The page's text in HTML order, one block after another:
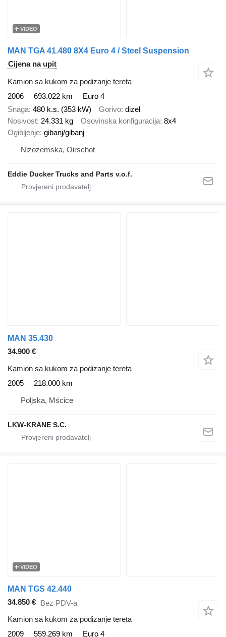
VIDEO
MAN TGA 41.480 8X4 Euro 4 / Steel Suspension
Cijena na upit
Kamion sa kukom za podizanje tereta
2006
693.022 km
Euro 4
Snaga 480 k.s. (353 kW) Gorivo dizel
Nosivost 24.331 kg Osovinska konfiguracija 8x4
Ogibljenje gibanj/gibanj
Nizozemska, Oirschot
Eddie Ducker Trucks and Parts v.o.f.
MAN 35.430
34.900 €
Kamion sa kukom za podizanje tereta
2005
218.000 km
Poljska, Mścice
LKW-KRANE S.C.
VIDEO
MAN TGS 42.440
34.850 € Bez PDV-a
Kamion sa kukom za podizanje tereta
2009
559.269 km
Euro 4